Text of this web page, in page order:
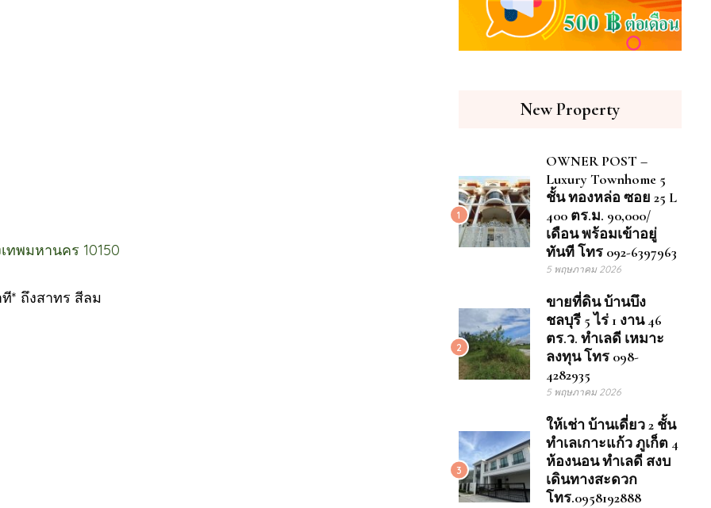
พมหานคร 10150
* ถึงสาทร สีลม
New Property
1
OWNER POST –
Luxury Townhome 5
ชั้น ทองหล่อ ซอย 25 L
400 ตร.ม. 90,000/
เดือน พร้อมเข้าอยู่
ทันที โทร 092-6397963
5 พฤษภาคม 2026
2
ขายที่ดิน บ้านบึง
ชลบุรี 5 ไร่ 1 งาน 46
ตร.ว. ทำเลดี เหมาะ
ลงทุน โทร 098-
4282935
5 พฤษภาคม 2026
3
ให้เช่า บ้านเดี่ยว 2 ชั้น
ทำเลเกาะแก้ว ภูเก็ต 4
ห้องนอน ทำเลดี สงบ
เดินทางสะดวก
โทร.0958192888